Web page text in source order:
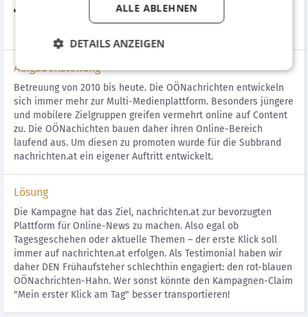
Tag. nachrichten.at
Aufgabenstellung
Betreuung von 2010 bis heute. Die OÖNachrichten entwickeln
sich immer mehr zur Multi-Medienplattform. Besonders jüngere
und mobilere Zielgruppen greifen vermehrt online auf Content
zu. Die OÖNachichten bauen daher ihren Online-Bereich
laufend aus. Um diesen zu promoten wurde für die Subbrand
nachrichten.at ein eigener Auftritt entwickelt.
Lösung
Die Kampagne hat das Ziel, nachrichten.at zur bevorzugten
Plattform für Online-News zu machen. Also egal ob
Tagesgeschehen oder aktuelle Themen – der erste Klick soll
immer auf nachrichten.at erfolgen. Als Testimonial haben wir
daher DEN Frühaufsteher schlechthin engagiert: den rot-blauen
OÖNachrichten-Hahn. Wer sonst könnte den Kampagnen-Claim
"Mein erster Klick am Tag" besser transportieren!
ALLE ABLEHNEN
DETAILS ANZEIGEN